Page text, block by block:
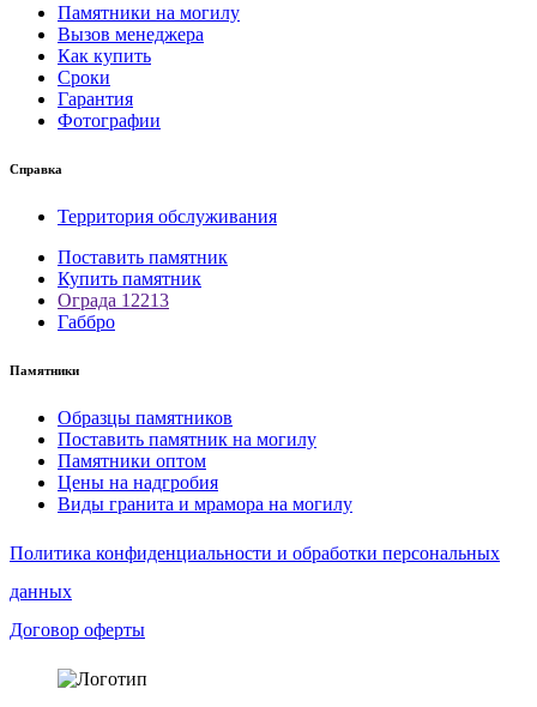
Памятники на могилу
Вызов менеджера
Как купить
Сроки
Гарантия
Фотографии
Справка
Территория обслуживания
Поставить памятник
Купить памятник
Ограда 12213
Габбро
Памятники
Образцы памятников
Поставить памятник на могилу
Памятники оптом
Цены на надгробия
Виды гранита и мрамора на могилу
Политика конфиденциальности и обработки персональных
данных
Договор оферты